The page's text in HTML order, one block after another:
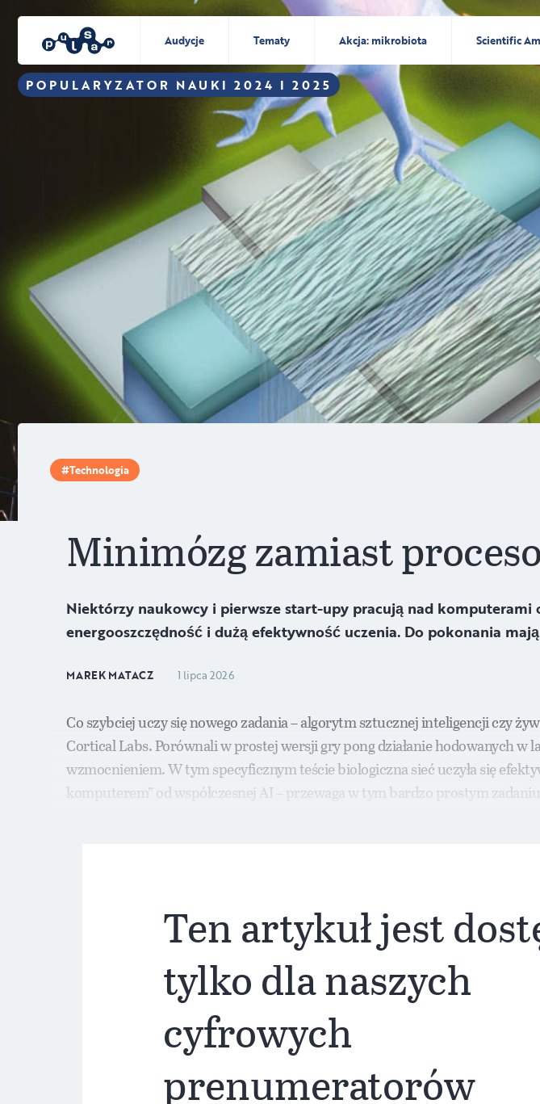
POPULARYZATOR NAUKI 2024 I 2025
Audycje Tematy Akcja: mikrobiota Scientific
Technologia
Minimózg zamiast
Niektórzy naukowcy i pierwsze start-upy pracują nad
energooszczędność i dużą efektywność uczenia. Do pokonania
MAREK MATACZ 1 lipca 2026
Co szybciej uczy się nowego zadania – algorytm sztucznej inteligencji czy
Cortical Labs. Porównali w prostej wersji gry pong działanie hodowanych
wzmocnieniem. W tym specyficznym teście biologiczna sieć uczyła się
komputerem” od współczesnej AI – przewaga w tym bardzo prostym
Ten artykuł jest
tylko dla naszych
cyfrowych
prenumeratorów